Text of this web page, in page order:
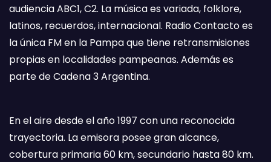
audiencia ABC1, C2. La música es variada, folklore,
latinos, recuerdos, internacional. Radio Contacto es
la única FM en la Pampa que tiene retransmisiones
propias en localidades pampeanas. Además es
parte de Cadena 3 Argentina.
En el aire desde el año 1997 con una reconocida
trayectoria. La emisora posee gran alcance,
cobertura primaria 60 km, secundario hasta 80 km.